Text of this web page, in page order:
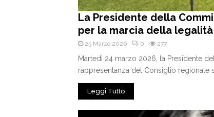
La Presidente della
per la marcia della legalità
25 Marzo 2026 0 277
Martedì 24 marzo 2026, la Presidente
rappresentanza del Consiglio regionale
Leggi Tutto